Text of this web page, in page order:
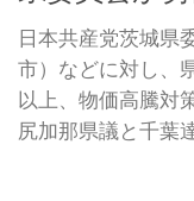
日本共産党茨城県
市）などに対し、
以上、物価高騰対
尻加那県議と千葉